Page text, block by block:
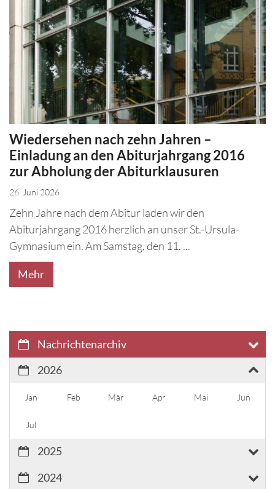
Wiedersehen nach zehn Jahren –
Einladung an den Abiturjahrgang 2016
zur Abholung der Abiturklausuren
26. Juni 2026
Zehn Jahre nach dem Abitur laden wir den
Abiturjahrgang 2016 herzlich an unser St.-Ursula-
Gymnasium ein. Am Samstag, den 11. ...
Mehr
Nachrichtenarchiv
2026
Jan Feb Mär Apr Mai Jun
Jul
2025
2024